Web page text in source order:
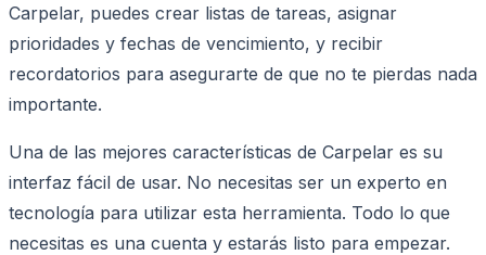
Carpelar, puedes crear listas de tareas, asignar
prioridades y fechas de vencimiento, y recibir
recordatorios para asegurarte de que no te pierdas nada
importante.
Una de las mejores características de Carpelar es su
interfaz fácil de usar. No necesitas ser un experto en
tecnología para utilizar esta herramienta. Todo lo que
necesitas es una cuenta y estarás listo para empezar.